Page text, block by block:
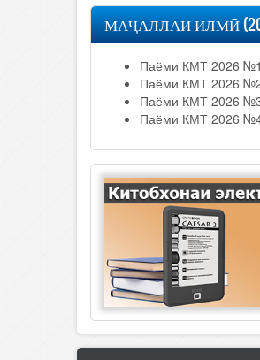
МАҶАЛЛАИ ИЛМӢ
Паёми КМТ 2026
Паёми КМТ 2026
Паёми КМТ 2026
Паёми КМТ 2026